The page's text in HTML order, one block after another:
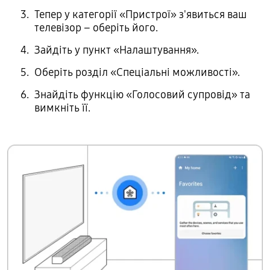
Тепер у категорії «Пристрої» з'явиться ваш
телевізор – оберіть його.
Зайдіть у пункт «Налаштування».
Оберіть розділ «Спеціальні можливості».
Знайдіть функцію «Голосовий супровід» та
вимкніть її.